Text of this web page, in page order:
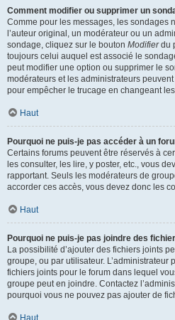
Comment modifier ou supprimer un
Comme pour les messages, les sondages
l’auteur original, un modérateur ou un
sondage, cliquez sur le bouton Modifierdu
toujours celui auquel est associé le
peut modifier une option ou supprimer le
modérateurs et les administrateurs
pour empêcher le trucage en changeant
Haut
Pourquoi ne puis-je pas accéder à un
Certains forums peuvent être réservés à
les consulter, les lire, y poster, etc., vous
rapportant. Seuls les modérateurs de
accorder ces accès, vous devez donc les
Haut
Pourquoi ne puis-je pas joindre des
La possibilité d’ajouter des fichiers joints
groupe, ou par utilisateur. L’administrateur
fichiers joints pour le forum dans lequel
groupe peut en joindre. Contactez
pourquoi vous ne pouvez pas ajouter de
Haut